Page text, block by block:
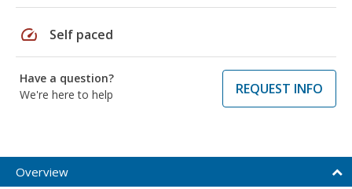
speed Self paced
Have a question?
We're here to help
REQUEST INFO
Overview